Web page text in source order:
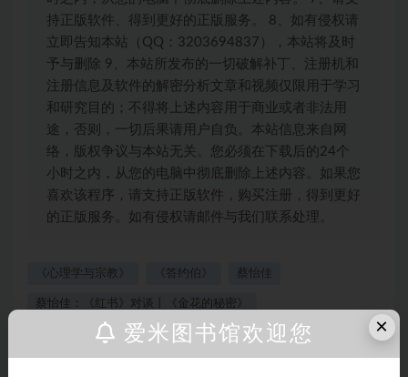
持正版软件、得到更好的正版服务。 8、如有侵权请
立即告知本站（QQ：3203694837），本站将及时
予与删除 9、本站所发布的一切破解补丁、注册机和
注册信息及软件的解密分析文章和视频仅限用于学习
和研究目的；不得将上述内容用于商业或者非法用
途，否则，一切后果请用户自负。本站信息来自网
络，版权争议与本站无关。您必须在下载后的24个
小时之内，从您的电脑中彻底删除上述内容。如果您
喜欢该程序，请支持正版软件，购买注册，得到更好
的正版服务。如有侵权请邮件与我们联系处理。
《心理学与宗教》 《答约伯》 蔡怡佳
蔡怡佳：《红书》对谈丨《金花的秘密》
收藏 海报 链接
×
爱米图书馆欢迎您